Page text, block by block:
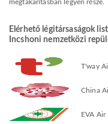
megtakarításban legyen része.
Elérhető légitársaságok
Incshoni nemzetközi
T'way
China
EVA Air